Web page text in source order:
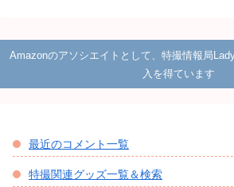
Amazonのアソシエイトとして、特撮情報局
入を得ています
最近のコメント一覧
特撮関連グッズ一覧＆検索